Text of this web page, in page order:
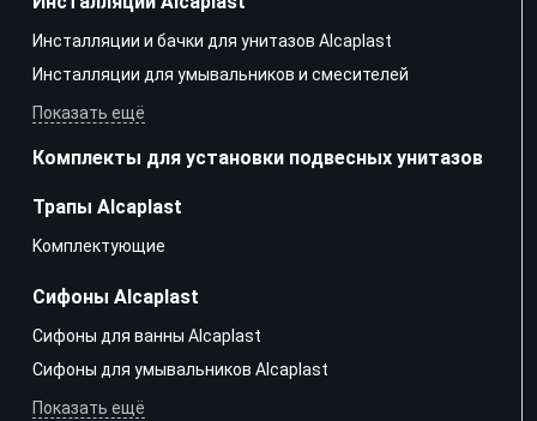
Инсталляции и бачки для унитазов Alcaplast
Инсталляции для умывальников и смесителей
Показать ещё
Комплекты для установки подвесных унитазов
Трапы Alcaplast
Kомплектующие
Сифоны Alcaplast
Сифоны для ванны Alcaplast
Сифоны для умывальников Alcaplast
Показать ещё